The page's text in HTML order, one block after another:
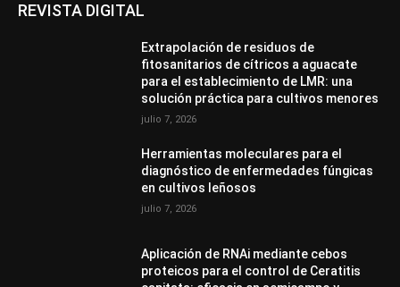
REVISTA DIGITAL
Extrapolación de residuos de
fitosanitarios de cítricos a aguacate
para el establecimiento de LMR: una
solución práctica para cultivos menores
julio 7, 2026
Herramientas moleculares para el
diagnóstico de enfermedades fúngicas
en cultivos leñosos
julio 7, 2026
Aplicación de RNAi mediante cebos
proteicos para el control de Ceratitis